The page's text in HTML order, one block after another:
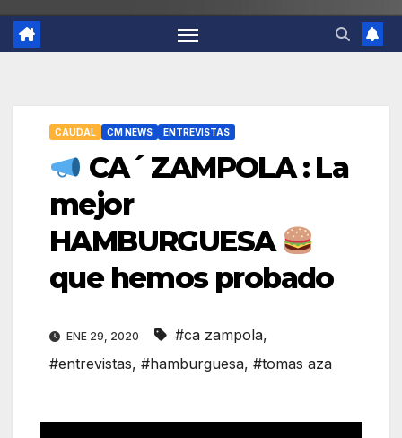
CAUDAL CM NEWS ENTREVISTAS
CA´ ZAMPOLA : La
mejor
HAMBURGUESA
que hemos probado
ENE 29, 2020 #ca zampola,
#entrevistas, #hamburguesa, #tomas aza